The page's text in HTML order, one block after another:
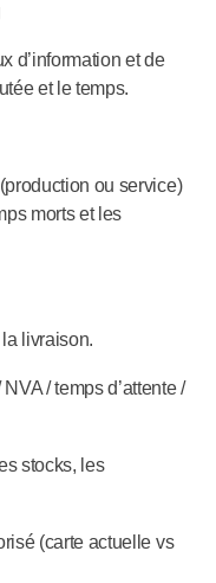
d’information et de
et le temps.
ou service)
morts et les
livraison.
/ temps d’attente /
stocks, les
(carte actuelle vs